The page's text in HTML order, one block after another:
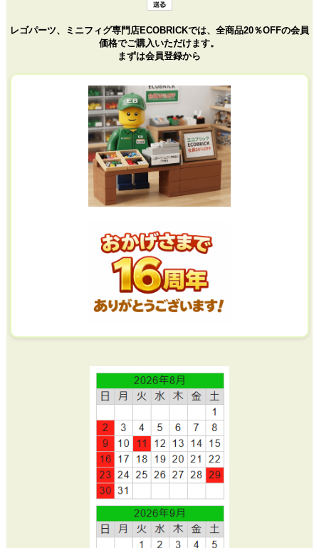
レゴパーツ、ミニフィグ専門店ECOBRICKでは、全商品20％OFFの会員
価格でご購入いただけます。
まずは会員登録から